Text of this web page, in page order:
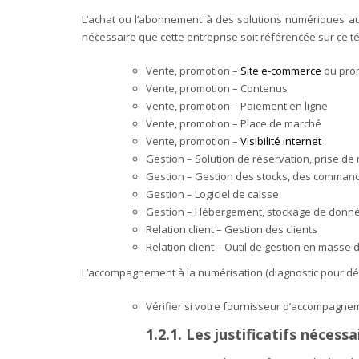
L’achat ou l’abonnement à des solutions numériques
nécessaire que cette entreprise soit référencée sur ce
Vente, promotion – Site e-commerce ou
Vente, promotion – Contenus
Vente, promotion – Paiement en ligne
Vente, promotion – Place de marché
Vente, promotion – Visibilité internet
Gestion – Solution de réservation, prise de
Gestion – Gestion des stocks, des
Gestion – Logiciel de caisse
Gestion – Hébergement, stockage de
Relation client – Gestion des clients
Relation client – Outil de gestion en
L’accompagnement à la numérisation (diagnostic pour
Vérifier si votre fournisseur
1.2.1. Les justificatifs